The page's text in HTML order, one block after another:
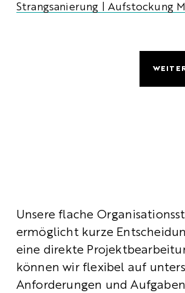
Strangsanierung | Aufstockung
Unsere flache
ermöglicht kurze
eine direkte
können wir flexibel auf
Anforderungen und